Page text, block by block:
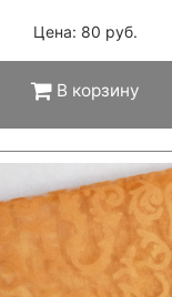
Цена: 80 руб.
В корзину